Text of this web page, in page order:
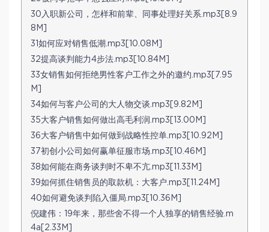
30入职新公司，怎样和前辈、同事处理好关系.mp3[8.9
8M]
31如何应对销售低潮.mp3[10.08M]
32提高谈判能力4步法.mp3[10.84M]
33女销售如何拒绝男性客户工作之外的邀约.mp3[7.95
M]
34如何与客户公司的大人物交谈.mp3[9.82M]
35大客户销售如何做出高毛利润.mp3[13.00M]
36大客户销售中如何做到战略性控单.mp3[10.92M]
37初创小公司如何赢单征服市场.mp3[10.46M]
38如何能在商务谈判时不卑不亢.mp3[11.33M]
39如何抓住销售员的取款机：大客户.mp3[11.24M]
40如何避免谈判陷入僵局.mp3[10.36M]
倪建伟：19年来，那些舍不得一个人独享的销售经验.m
4a[2.33M]